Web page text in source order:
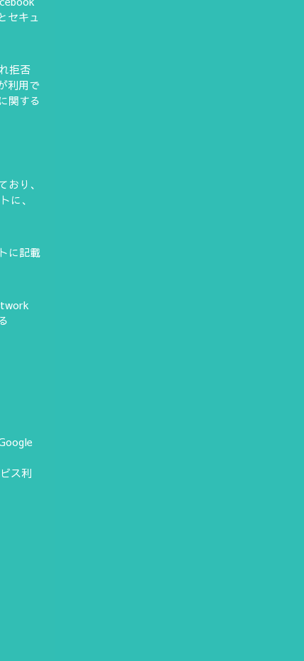
セキュ
拒否
利用で
関する
り、
に、
に記載
ス利